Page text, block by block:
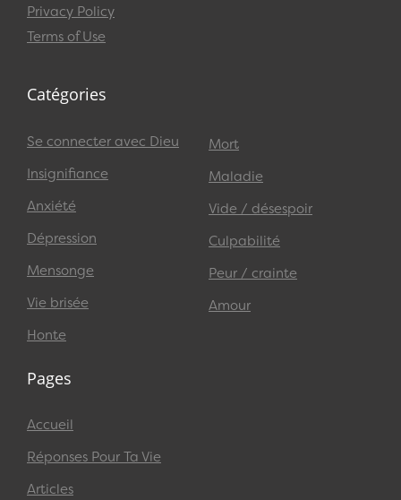
Privacy Policy
Terms of Use
Catégories
Se connecter avec Dieu
Insignifiance
Anxiété
Dépression
Mensonge
Vie brisée
Honte
Mort
Maladie
Vide / désespoir
Culpabilité
Peur / crainte
Amour
Pages
Accueil
Réponses Pour Ta Vie
Articles